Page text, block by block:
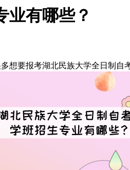
业有哪些？
要报考湖北民族大学全日制自